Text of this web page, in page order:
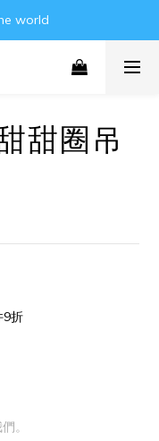
world
world
費!!
甜圈吊
9折
。